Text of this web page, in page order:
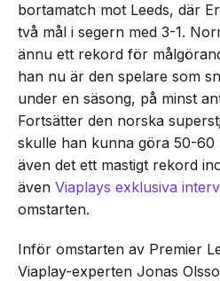
bortamatch mot Leeds, där
två mål i segern med 3-1.
ännu ett rekord för
han nu är den spelare som
under en säsong, på minst
Fortsätter den norska
skulle han kunna göra 50-60
även det ett mastigt rekord
även Viaplays exklusiva
omstarten.
Inför omstarten av Premier
Viaplay-experten Jonas